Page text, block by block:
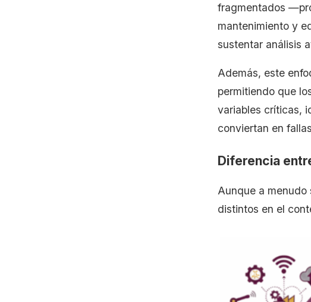
fragmentados
mantenimiento y
sustentar análisis
Además, este
permitiendo que
variables críticas,
conviertan en
Diferencia
Aunque a
distintos en el